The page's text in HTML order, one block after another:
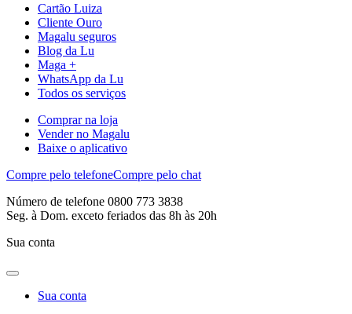
Cartão Luiza
Cliente Ouro
Magalu seguros
Blog da Lu
Maga +
WhatsApp da Lu
Todos os serviços
Comprar na loja
Vender no Magalu
Baixe o aplicativo
Compre pelo telefoneCompre pelo chat
Número de telefone 0800 773 3838
Seg. à Dom. exceto feriados das 8h às 20h
Sua conta
Sua conta